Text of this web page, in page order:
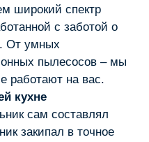
широкий спектр
с заботой о
От умных
пылесосов – мы
работают на вас.
кухне
сам составлял
закипал в точное